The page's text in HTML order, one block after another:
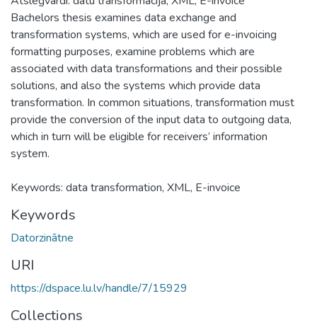
Bachelors thesis examines data exchange and
transformation systems, which are used for e-invoicing
formatting purposes, examine problems which are
associated with data transformations and their possible
solutions, and also the systems which provide data
transformation. In common situations, transformation must
provide the conversion of the input data to outgoing data,
which in turn will be eligible for receivers’ information
system.
Keywords: data transformation, XML, E-invoice
Keywords
Datorzinātne
URI
https://dspace.lu.lv/handle/7/15929
Collections